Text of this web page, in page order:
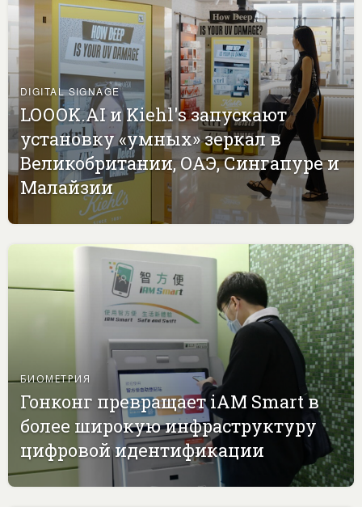
DIGITAL SIGNAGE
LOOOK.AI и Kiehl's запускают
установку «умных» зеркал в
Великобритании, ОАЭ, Сингапуре и
Малайзии
БИОМЕТРИЯ
Гонконг превращает iAM Smart в
более широкую инфраструктуру
цифровой идентификации